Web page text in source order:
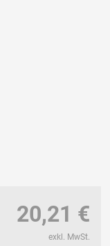
20,21 €
exkl. MwSt.